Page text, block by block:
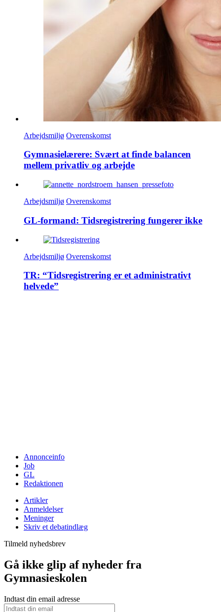
Arbejdsmiljø Overenskomst
Gymnasielærere: Svært at finde balancen
mellem privatliv og arbejde
Arbejdsmiljø Overenskomst
GL-formand: Tidsregistrering fungerer ikke
Arbejdsmiljø Overenskomst
TR: “Tidsregistrering er et administrativt
helvede”
Annonceinfo
Job
GL
Redaktionen
Artikler
Anmeldelser
Meninger
Skriv et debatindlæg
Tilmeld nyhedsbrev
Gå ikke glip af nyheder fra
Gymnasieskolen
Indtast din email adresse